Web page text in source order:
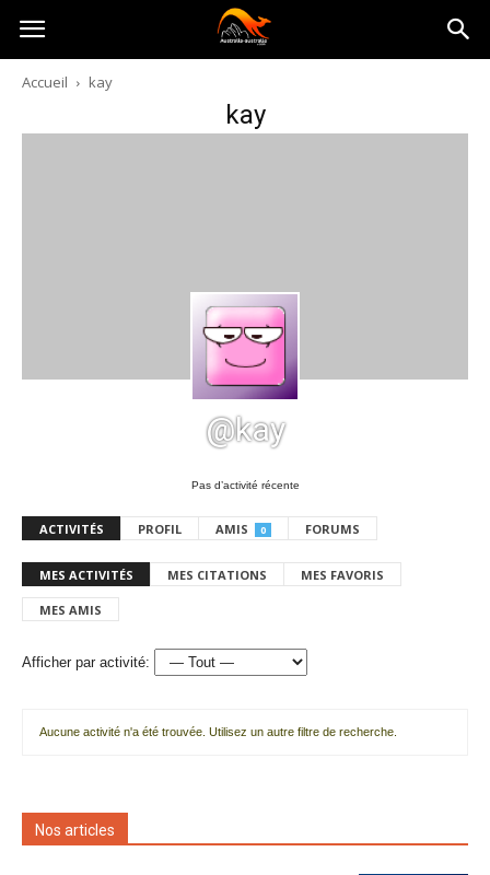
Australia-
australie.com
Accueil kay
kay
@kay
Pas d’activité récente
ACTIVITÉS PROFIL AMIS 0 FORUMS
MES ACTIVITÉS MES CITATIONS MES FAVORIS
MES AMIS
Afficher par activité:
Aucune activité n'a été trouvée. Utilisez un autre filtre de recherche.
Nos articles